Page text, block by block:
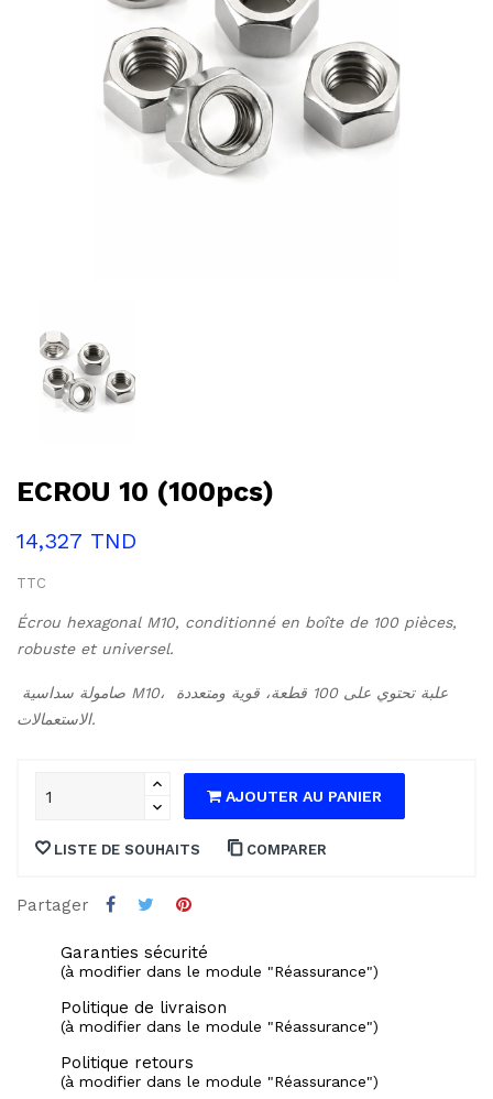
ECROU 10 (100pcs)
14,327 TND
TTC
Écrou hexagonal M10, conditionné en boîte de 100 pièces,
robuste et universel.
صامولة سداسية M10، علبة تحتوي على 100 قطعة، قوية ومتعددة
الاستعمالات.
AJOUTER AU PANIER
LISTE DE SOUHAITS COMPARER
Partager
Garanties sécurité
(à modifier dans le module "Réassurance")
Politique de livraison
(à modifier dans le module "Réassurance")
Politique retours
(à modifier dans le module "Réassurance")